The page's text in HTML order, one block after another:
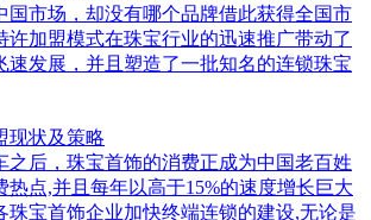
国市场，却没有哪个品牌借此获得全国市
许加盟模式在珠宝行业的迅速推广带动了
速发展，并且塑造了一批知名的连锁珠宝
现状及策略
之后，珠宝首饰的消费正成为中国老百姓
热点,并且每年以高于15%的速度增长巨大
珠宝首饰企业加快终端连锁的建设,无论是